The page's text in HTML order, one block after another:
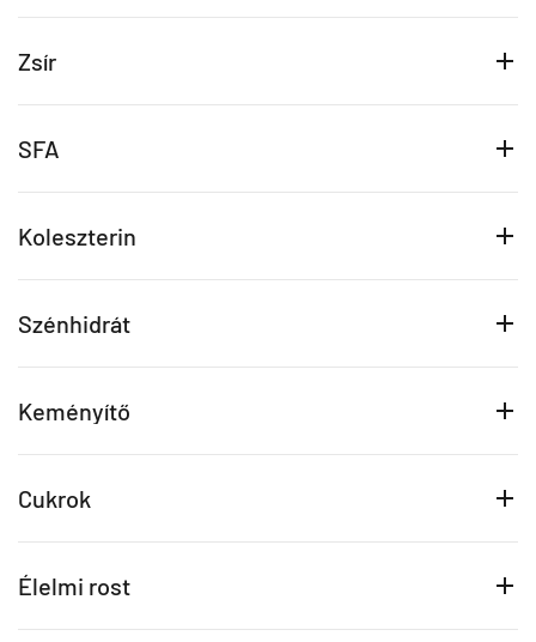
Zsír
SFA
Koleszterin
Szénhidrát
Keményítő
Cukrok
Élelmi rost